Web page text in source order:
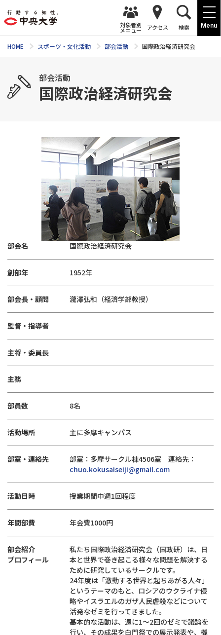
Menu
対象者別
メニュー アクセス 検索
HOME スポーツ・文化活動 部会活動 国際政治経済研究会
部会活動
国際政治経済研究会
部会名 国際政治経済研究会
創部年 1952年
部会長・顧問 瀧澤弘和（経済学部教授）
監督・指導者
主将・委員長
主務
部員数 8名
活動場所 主に多摩キャンパス
部室・連絡先
部室：多摩サークル棟4506室 連絡先：
chuo.kokusaiseiji@gmail.com
活動日時 授業期間中週1回程度
年間部費 年会費1000円
部会紹介
プロフィール
私たち国際政治経済研究会（国政研）は、日
本と世界で巻き起こる様々な問題を解決する
ために研究しているサークルです。
24年度は「激動する世界と起ちあがる人々」
というテーマのもと、ロシアのウクライナ侵
略やイスラエルのガザ人民虐殺などについて
活発なゼミを行ってきました。
基本的な活動は、週に1～2回のゼミで議論を
行い、その成果を白門祭での展示発表や、機